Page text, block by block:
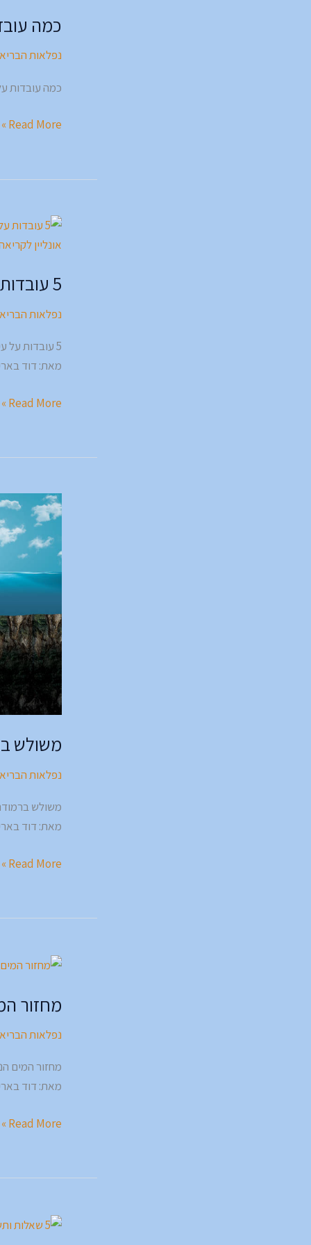
כמה
נפלאות
כמה עובדות
על
געש
Read More »
5 עובדות על עיוורון צבעים 👁
נפלאות
5 עובדות על עיוורון צבעים 👁
מאת: דוד
5
עובדות
עיוורון
👁
Read More »
משולש
נפלאות
משולש
מאת: דוד
משולש
ברמודה
🛬
Read More »
מחזור
נפלאות
מחזור המים
מאת: דוד
מחזור
המדהים!!!
Read More »
5